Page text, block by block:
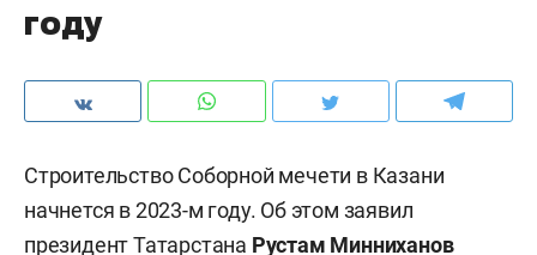
году
Строительство Соборной мечети в Казани
начнется в 2023-м году. Об этом заявил
президент Татарстана Рустам Минниханов